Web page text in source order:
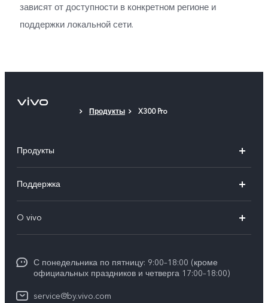
зависят от доступности в конкретном регионе и
поддержки локальной сети.
Продукты X300 Pro
Продукты
V30 5G
V30 Lite
Y17s
Y18
Поддержка
Сервисный центр
Funtouch OS
IMEI аутентификация
O vivo
Карьера в vivo
Юридическая информация
С понедельника по пятницу: 9:00–18:00 (кроме
официальных праздников и четверга 17:00–18:00)
service@by.vivo.com